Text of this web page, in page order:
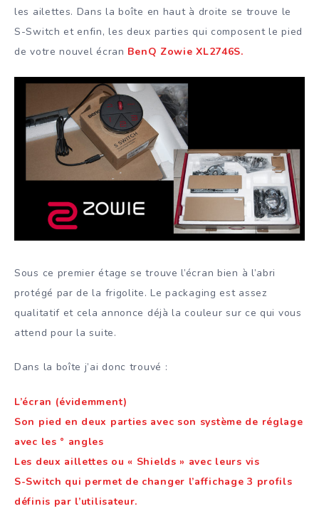
les ailettes. Dans la boîte en haut à droite se trouve le
S-Switch et enfin, les deux parties qui composent le pied
de votre nouvel écran BenQ Zowie XL2746S.
Sous ce premier étage se trouve l’écran bien à l’abri
protégé par de la frigolite. Le packaging est assez
qualitatif et cela annonce déjà la couleur sur ce qui vous
attend pour la suite.
Dans la boîte j’ai donc trouvé :
L’écran (évidemment)
Son pied en deux parties avec son système de réglage
avec les ° angles
Les deux aillettes ou « Shields » avec leurs vis
S-Switch qui permet de changer l’affichage 3 profils
définis par l’utilisateur.